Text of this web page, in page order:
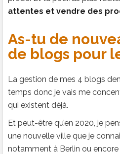
attentes et vendre des
As-tu de
de blogs pour
La gestion de mes 4 blogs
temps donc je vais me
qui existent déjà.
Et peut-être qu’en 2020, je
une nouvelle ville que je
notamment à Berlin ou